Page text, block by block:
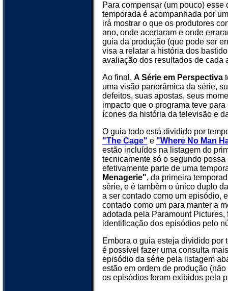
Para compensar (um pouco) esse
temporada é acompanhada por
irá mostrar o que os produtores
ano, onde acertaram e onde
guia da produção (que pode ser
visa a relatar a história dos
avaliação dos resultados de cada
Ao final, A Série em Perspectiva
uma visão panorâmica da série,
defeitos, suas apostas, seus
impacto que o programa teve para
ícones da história da televisão e
O guia todo está dividido por
"The Cage" e "Where No Man
estão incluídos na listagem do
tecnicamente só o segundo
efetivamente parte de uma
Menagerie", da primeira
série, e é também o único duplo
a ser contado como um episódio,
contado como um para manter a
adotada pela Paramount Pictures,
identificação dos episódios pelo
Embora o guia esteja dividido por
é possível fazer uma consulta
episódio da série pela listagem
estão em ordem de produção
os episódios foram exibidos pela